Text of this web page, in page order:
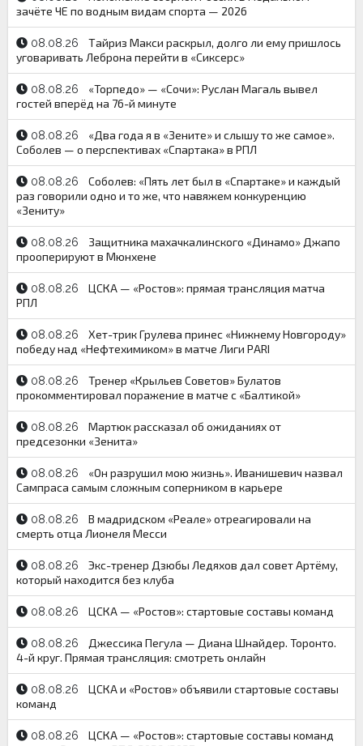
зачёте ЧЕ по водным видам спорта — 2026
08.08.26
Тайриз Макси раскрыл, долго ли ему пришлось
уговаривать Леброна перейти в «Сиксерс»
08.08.26
«Торпедо» — «Сочи»: Руслан Магаль вывел
гостей вперёд на 76-й минуте
08.08.26
«Два года я в «Зените» и слышу то же самое».
Соболев — о перспективах «Спартака» в РПЛ
08.08.26
Соболев: «Пять лет был в «Спартаке» и каждый
раз говорили одно и то же, что навяжем конкуренцию
«Зениту»
08.08.26
Защитника махачкалинского «Динамо» Джапо
прооперируют в Мюнхене
08.08.26
ЦСКА — «Ростов»: прямая трансляция матча
РПЛ
08.08.26
Хет-трик Грулева принес «Нижнему Новгороду»
победу над «Нефтехимиком» в матче Лиги PARI
08.08.26
Тренер «Крыльев Советов» Булатов
прокомментировал поражение в матче с «Балтикой»
08.08.26
Мартюк рассказал об ожиданиях от
предсезонки «Зенита»
08.08.26
«Он разрушил мою жизнь». Иванишевич назвал
Сампраса самым сложным соперником в карьере
08.08.26
В мадридском «Реале» отреагировали на
смерть отца Лионеля Месси
08.08.26
Экс-тренер Дзюбы Ледяхов дал совет Артёму,
который находится без клуба
08.08.26 ЦСКА — «Ростов»: стартовые составы команд
08.08.26
Джессика Пегула — Диана Шнайдер. Торонто.
4-й круг. Прямая трансляция: смотреть онлайн
08.08.26
ЦСКА и «Ростов» объявили стартовые составы
команд
08.08.26
ЦСКА — «Ростов»: стартовые составы команд